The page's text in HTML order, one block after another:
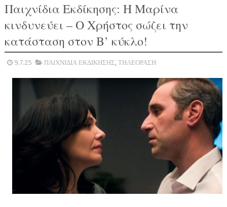
Παιχνίδια Εκδίκησης: Η Μαρίνα
κινδυνεύει – Ο Χρήστος σώζει την
κατάσταση στον Β’ κύκλο!
9.7.25 ΠΑΙΧΝΙΔΙΑ ΕΚΔΙΚΗΣΗΣ, ΤΗΛΕΟΡΑΣΗ